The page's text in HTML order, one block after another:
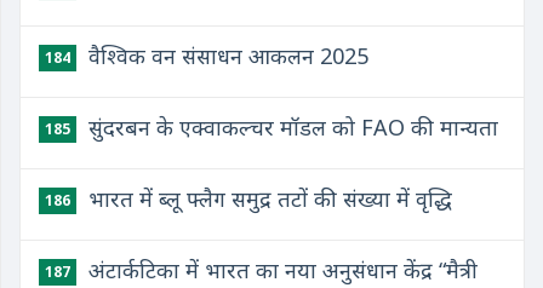
184 वैश्विक वन संसाधन आकलन 2025
185 सुंदरबन के एक्वाकल्चर मॉडल को FAO की मान्यता
186 भारत में ब्लू फ्लैग समुद्र तटों की संख्या में वृद्धि
187
अंटार्कटिका में भारत का नया अनुसंधान केंद्र “मैत्री